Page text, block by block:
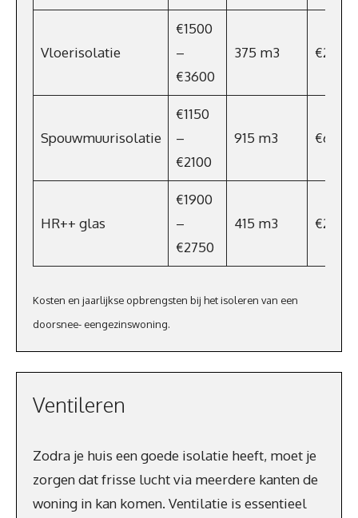
Vloerisolatie
€1500
–
€3600
375 m3 €270
Spouwmuurisolatie
€1150
–
€2100
915 m3 €659
HR++ glas
€1900
–
€2750
415 m3 €298,8
Kosten en jaarlijkse opbrengsten bij het isoleren van een
doorsnee- eengezinswoning.
Ventileren
Zodra je huis een goede isolatie heeft, moet je
zorgen dat frisse lucht via meerdere kanten de
woning in kan komen. Ventilatie is essentieel